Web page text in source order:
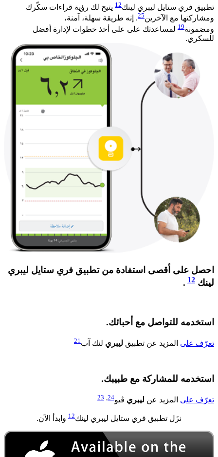
تطبيق فري ستايل ليبري لينك12 يتيح لك رؤية قراءات سكّرك
ومشاركتها مع الآخرين25. إنه طريقة سهلة، آمنة،
ومضمونة19 لمساعدتك على على أخذ خطوات لإدارة أفضل
للسكري.​
احصل على أقصى استفادة من تطبيق فري ستايل ليبري
لينك 12
.​​
استخدمه للتواصل مع أحبائك.​​
تعرّف على المزيد عن تطبيق ليبري لنك آب21
استخدمه للمشاركة مع طبيبك.​​​
تعرّف على المزيد عن ليبري ڤيو24
23
نزَل تطبيق فري ستايل ليبري لينك12 وابدأ الآن.